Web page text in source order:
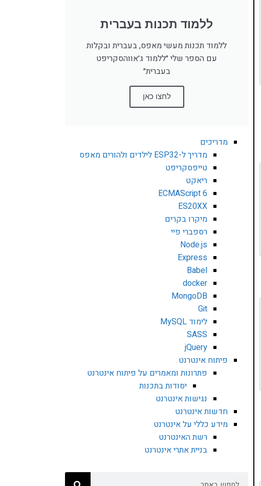
ללמוד תכנות בעברית
ללמוד תכנות מעשי מאפס, בעברית ובקלות
עם הספר שלי ״ללמוד ג׳אווהסקריפט
בעברית״
לחצו כאן
מדריכים
מדריך ל-ESP32 לילדים ולהורים מאפס
טייפסקריפט
ריאקט
ECMAScript 6
ES20XX
מיקרו בקרים
רספברי פיי
Node.js
Express
Babel
docker
MongoDB
Git
לימוד MySQL
SASS
jQuery
פיתוח אינטרנט
פתרונות ומאמרים על פיתוח אינטרנט
יסודות בתכנות
נגישות אינטרנט
חדשות אינטרנט
מידע כללי על אינטרנט
רשת האינטרנט
בניית אתרי אינטרנט